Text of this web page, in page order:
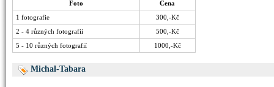
Foto
Cena
1 fotografie
300,-Kč
2 - 4 různých fotografií
500,-Kč
5 - 10 různých fotografií
1000,-Kč
Michal-Tabara